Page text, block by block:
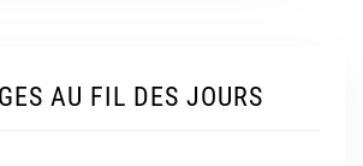
AU FIL DES JOURS